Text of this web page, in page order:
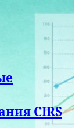
CIRS